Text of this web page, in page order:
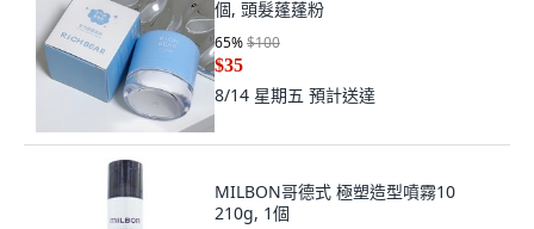
個, 頭髮蓬蓬粉
65%$100
$35
8/14 星期五 預計送達
MILBON哥德式 極塑造型噴霧10
210g, 1個